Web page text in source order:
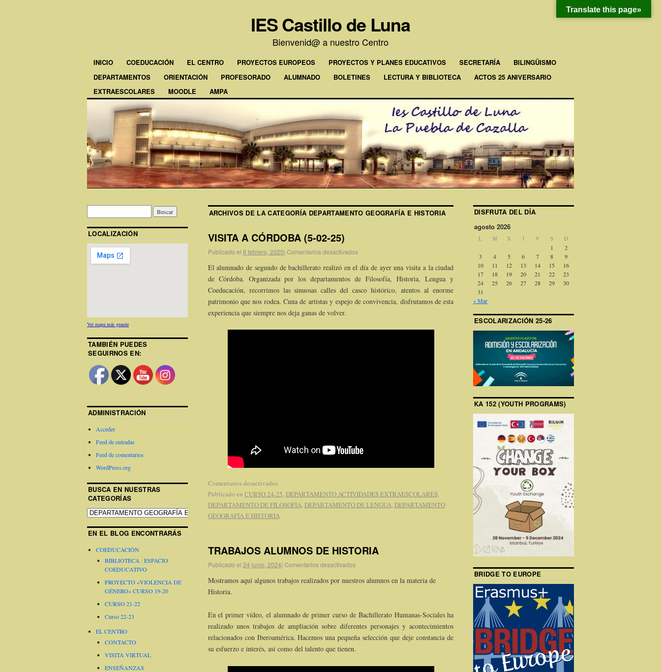
IES Castillo de Luna
Bienvenid@ a nuestro Centro
INICIO COEDUCACIÓN EL CENTRO PROYECTOS EUROPEOS PROYECTOS Y PLANES EDUCATIVOS SECRETARÍA
BILINGÜISMO
DEPARTAMENTOS
ORIENTACIÓN PROFESORADO ALUMNADO BOLETINES LECTURA Y BIBLIOTECA
ACTOS 25 ANIVERSARIO
EXTRAESCOLARES
MOODLE AMPA
ARCHIVOS DE LA CATEGORÍA DEPARTAMENTO GEOGRAFÍA E HISTORIA
VISITA A CÓRDOBA (5-02-25)
Publicado el 6 febrero, 2025| Comentarios desactivados
El alumnado de segundo de bachillerato realizó en el día de ayer una visita a la ciudad
de Córdoba. Organizada por los departamentos de Filosofía, Historia, Lengua y
Coeducación, recorrimos las sinuosas calles del casco histórico, atentos al enorme
patrimonio que nos rodea. Cuna de artistas y espejo de convivencia, disfrutamos de esta
experiencia que siempre nos deja ganas de volver.
Comentarios desactivados
Publicado en CURSO 24-25, DEPARTAMENTO ACTIVIDADES EXTRAESCOLARES,
DEPARTAMENTO DE FILOSOFÍA, DEPARTAMENTO DE LENGUA, DEPARTAMENTO
GEOGRAFÍA E HISTORIA
TRABAJOS ALUMNOS DE HISTORIA
Publicado el 24 junio, 2024| Comentarios desactivados
Mostramos aquí algunos trabajos realizados por nuestros alumnos en la materia de
Historia.
En el primer vídeo, el alumnado de primer curso de Bachillerato Humanas-Sociales ha
realizado unos trabajos de ampliación sobre diferentes personajes y acontecimientos
relacionados con Iberoamérica. Hacemos una pequeña selección que deje constancia de
su esfuerzo e interés, así como del talento que tienen.
LOCALIZACIÓN
Ver mapa más grande
TAMBIÉN PUEDES
SEGUIRNOS EN:
ADMINISTRACIÓN
Acceder
Feed de entradas
Feed de comentarios
WordPress.org
BUSCA EN NUESTRAS
CATEGORÍAS
EN EL BLOG ENCONTRARÁS
COEDUCACIÓN
BIBLIOTECA : ESPACIO
COEDUCATIVO
PROYECTO «VIOLENCIA DE
GÉNERO» CURSO 19-20
CURSO 21-22
Curso 22-23
EL CENTRO
CONTACTO
VISITA VIRTUAL
ENSEÑANZAS
DISFRUTA DEL DÍA
agosto 2026
L M X J V S D
1
2
3
4 5 6 7 8
9
10
11 12 13 14 15
16
17
18 19 20 21 22
23
24
25 26 27 28 29
30
31
« Mar
ESCOLARIZACIÓN 25-26
KA 152 (YOUTH PROGRAMS)
BRIDGE TO EUROPE
Translate this page»